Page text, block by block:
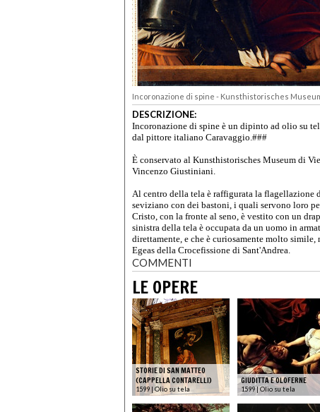
Incoronazione di spine - Kunsthistorisches
DESCRIZIONE:
Incoronazione di spine è un dipinto ad olio su
dal pittore italiano Caravaggio.###
È conservato al Kunsthistorisches Museum di
Vincenzo Giustiniani.
Al centro della tela è raffigurata la flagellazione
seviziano con dei bastoni, i quali servono loro
Cristo, con la fronte al seno, è vestito con un
sinistra della tela è occupata da un uomo in
direttamente, e che è curiosamente molto
Egeas della Crocefissione di Sant'Andrea.
COMMENTI
LE OPERE
STORIE DI SAN MATTEO
(CAPPELLA CONTARELLI)
1599 | Olio su tela
GIUDITTA E OLOFERNE
1599 | Olio su tela